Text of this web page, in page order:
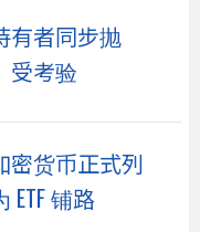
有者同步抛
受考验
密货币正式列
铺路